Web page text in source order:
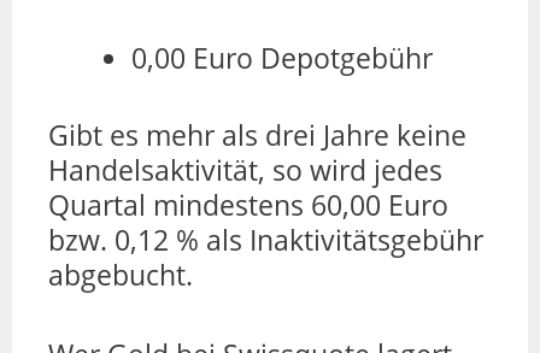
0,00 Euro Depotgebühr
Gibt es mehr als drei Jahre keine
Handelsaktivität, so wird jedes
Quartal mindestens 60,00 Euro
bzw. 0,12 % als Inaktivitätsgebühr
abgebucht.